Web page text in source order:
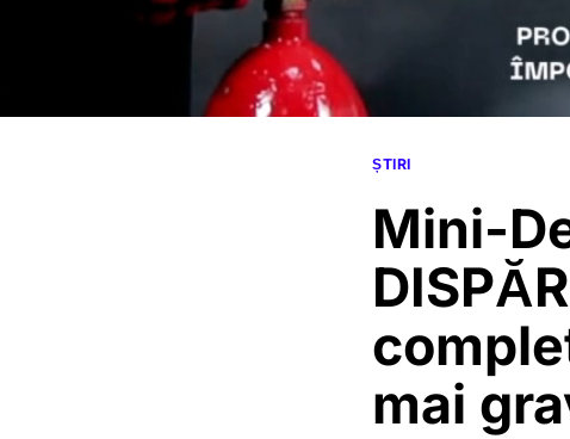
ȘTIRI
Mini-
mai